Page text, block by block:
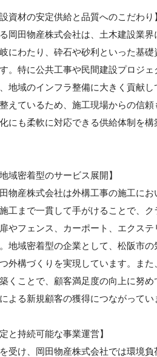
資材の安定供給と品質へのこだわり
岡田物産株式会社は、土木建設業
にわたり、砕石や砂利といった基
。特に公共工事や民間建設プロジ
地域のインフラ整備に大きく貢献
えているため、施工現場からの信
にも柔軟に対応できる供給体制を
域密着型のサービス展開】
物産株式会社は外構工事の施工に
工まで一貫して手がけることで、
やフェンス、カーポート、エクス
地域密着型の企業として、松阪市
外構づくりを実現しています。ま
くことで、顧客満足度の向上に努
よる新規顧客の獲得につながってい
と持続可能な事業運営】
受け、岡田物産株式会社では環境